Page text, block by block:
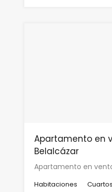
Apartamento en
Belalcázar
Apartamento en
Habitaciones